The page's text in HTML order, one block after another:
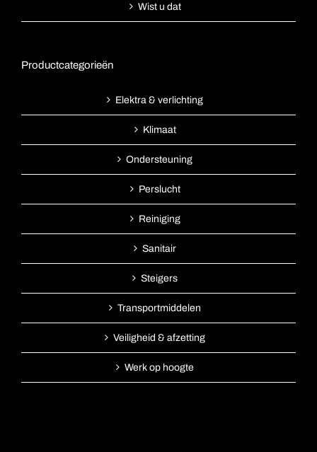
Wist u dat
Productcategorieën
Elektra & verlichting
Klimaat
Ondersteuning
Perslucht
Reiniging
Sanitair
Steigers
Transportmiddelen
Veiligheid & afzetting
Werk op hoogte